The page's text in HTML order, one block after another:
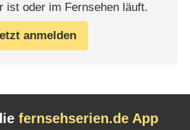
ist oder im Fernsehen läuft.
anmelden
fernsehserien.de App